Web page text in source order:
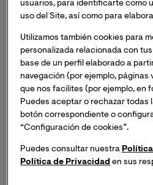
un problema que no solo
educativa, sino a toda la
una desigualdad de poder en
individuos ejercen violencia
sobre otro estudiante más
La influencia del bullying en la
afectación directa sobre el
jóvenes y adolescentes es
la ONG Internacional Bullying
usuarios, para identificarte como
uso del Site, así como para
Utilizamos también cookies para
personalizada relacionada con
base de un perfil elaborado a
navegación (por ejemplo, páginas
que nos facilites (por ejemplo, en
Puedes aceptar o rechazar todas
botón correspondiente o
“Configuración de cookies”.
Puedes consultar nuestra
Política de Privacidad en sus